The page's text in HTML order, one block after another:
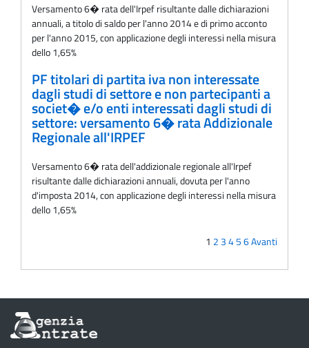
Versamento 6� rata dell'Irpef risultante dalle dichiarazioni
annuali, a titolo di saldo per l'anno 2014 e di primo acconto
per l'anno 2015, con applicazione degli interessi nella misura
dello 1,65%
PF titolari di partita iva non interessate
dagli studi di settore e non partecipanti a
societ� e/o enti interessati dagli studi di
settore: versamento 6� rata Addizionale
Regionale all'IRPEF
Versamento 6� rata dell'addizionale regionale all'Irpef
risultante dalle dichiarazioni annuali, dovuta per l'anno
d'imposta 2014, con applicazione degli interessi nella misura
dello 1,65%
1 2 3456Avanti
Informazioni
sul